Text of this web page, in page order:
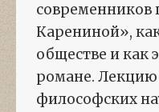
современников
Карениной»,
обществе и как
романе. Лекцию
философских